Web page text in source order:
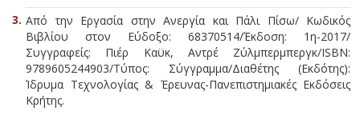
Από την Εργασία στην Ανεργία και Πάλι Πίσω/ Κωδικός
Βιβλίου στον Εύδοξο: 68370514/Έκδοση: 1η-2017/
Συγγραφείς: Πιέρ Καϋκ, Αντρέ Ζύλμπερμπεργκ/ISBN:
9789605244903/Τύπος: Σύγγραμμα/Διαθέτης (Εκδότης):
Ίδρυμα Τεχνολογίας & Έρευνας-Πανεπιστημιακές Εκδόσεις
Κρήτης.